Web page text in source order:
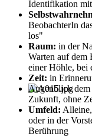
Identifikation
BeobachterIn
los"
Raum: in der
Warten auf dem
einer Höhle, bei
Zeit: in
Augenblick
Zukunft, ohne
Umfeld:
oder in der
Berührung